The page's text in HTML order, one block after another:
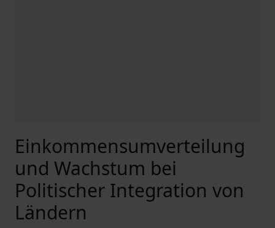
Einkommensumverteilung
und Wachstum bei
Politischer Integration von
Ländern